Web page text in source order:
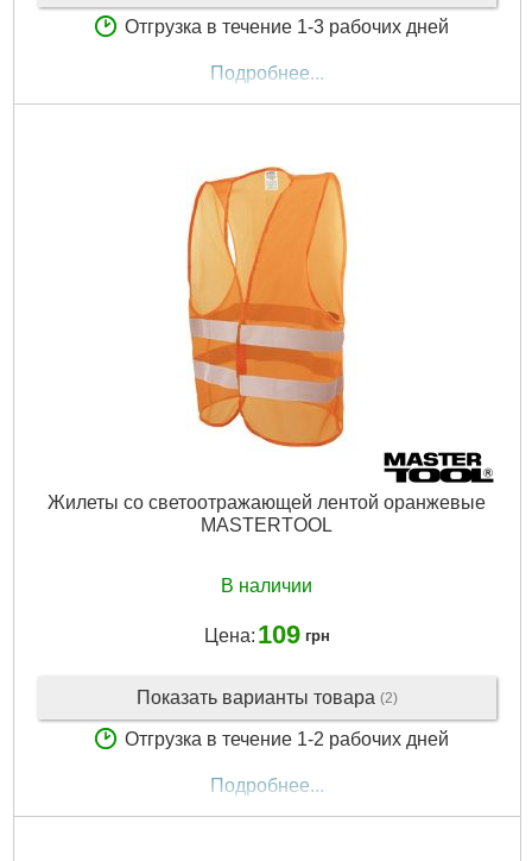
Отгрузка в течение 1-3 рабочих дней
Подробнее...
Жилеты со светоотражающей лентой оранжевые
MASTERTOOL
В наличии
Цена: 109 грн
Показать варианты товара (2)
Отгрузка в течение 1-2 рабочих дней
Подробнее...